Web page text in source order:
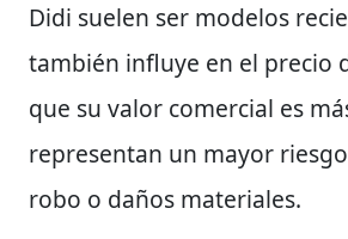
Didi suelen ser modelos
también influye en el precio
que su valor comercial es
representan un mayor
robo o daños materiales.